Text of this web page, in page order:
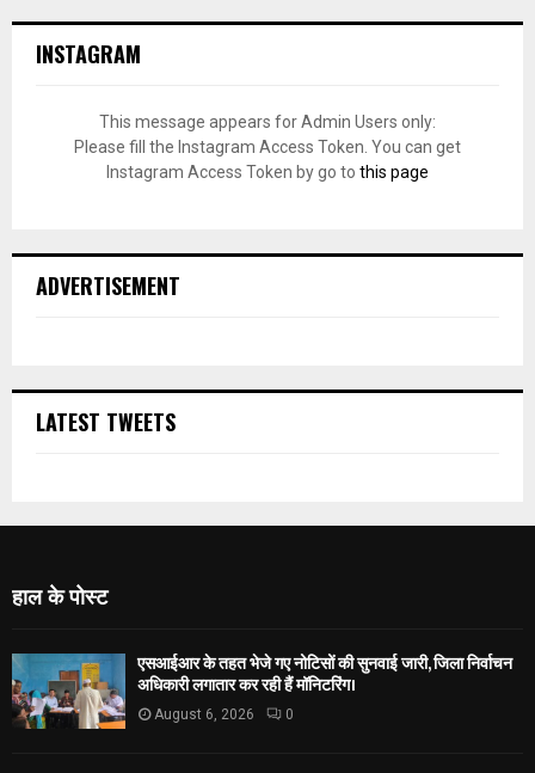
INSTAGRAM
This message appears for Admin Users only:
Please fill the Instagram Access Token. You can get
Instagram Access Token by go to this page
ADVERTISEMENT
LATEST TWEETS
हाल के पोस्ट
एसआईआर के तहत भेजे गए नोटिसों की सुनवाई जारी, जिला निर्वाचन
अधिकारी लगातार कर रही हैं मॉनिटरिंग।
August 6, 2026 0